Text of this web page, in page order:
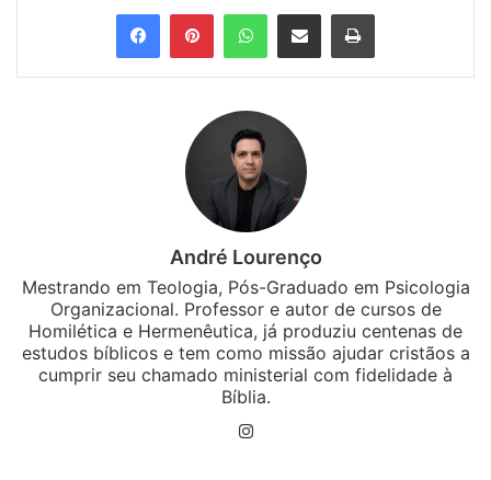
FacebookPinterestWhatsApp
Compartilhar via e-mail Imprimir
André Lourenço
Mestrando em Teologia, Pós-Graduado em Psicologia
Organizacional. Professor e autor de cursos de
Homilética e Hermenêutica, já produziu centenas de
estudos bíblicos e tem como missão ajudar cristãos a
cumprir seu chamado ministerial com fidelidade à
Bíblia.